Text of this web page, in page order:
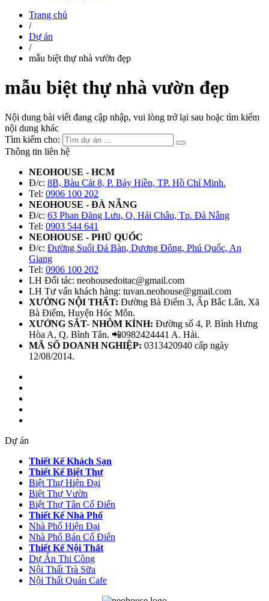
Trang chủ
/
Dự án
/
mẫu biệt thự nhà vườn đẹp
mẫu biệt thự nhà vườn đẹp
Nội dung bài viết đang cập nhập, vui lòng trở lại sau hoặc tìm kiếm
nội dung khác
Tìm kiếm cho:
Thông tin liên hệ
NEOHOUSE - HCM
Đ/c: 8B, Bàu Cát 8, P. Bảy Hiền, TP. Hồ Chí Minh.
Tel: 0906 100 202
NEOHOUSE - ĐÀ NẴNG
Đ/c: 63 Phan Đăng Lưu, Q. Hải Châu, Tp. Đà Nẵng
Tel: 0903 544 641
NEOHOUSE - PHÚ QUỐC
Đ/c: Đường Suối Đá Bàn, Dương Đông, Phú Quốc, An
Giang
Tel: 0906 100 202
LH Đối tác: neohousedoitac@gmail.com
LH Tư vấn khách hàng: tuvan.neohouse@gmail.com
XƯỞNG NỘI THẤT: Đường Bà Điểm 3, Ấp Bắc Lân, Xã
Bà Điểm, Huyện Hóc Môn.
XƯỞNG SẮT- NHÔM KÍNH: Đường số 4, P. Bình Hưng
Hòa A, Q. Bình Tân. 📲0982424441 A. Hải.
MÃ SỐ DOANH NGHIỆP: 0313420940 cấp ngày
12/08/2014.
Dự án
Thiết Kế Khách Sạn
Thiết Kế Biệt Thự
Biệt Thự Hiện Đại
Biệt Thự Vườn
Biệt Thự Tân Cổ Điển
Thiết Kế Nhà Phố
Nhà Phố Hiện Đại
Nhà Phố Bán Cổ Điển
Thiết Kế Nội Thất
Dự Án Thi Công
Nội Thất Trà Sữa
Nội Thất Quán Cafe